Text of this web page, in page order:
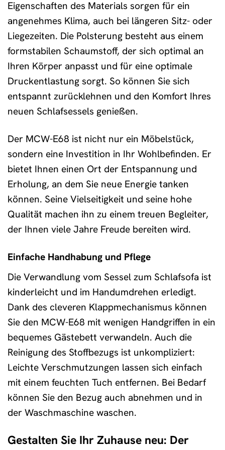
Eigenschaften des Materials sorgen für ein
angenehmes Klima, auch bei längeren Sitz- oder
Liegezeiten. Die Polsterung besteht aus einem
formstabilen Schaumstoff, der sich optimal an
Ihren Körper anpasst und für eine optimale
Druckentlastung sorgt. So können Sie sich
entspannt zurücklehnen und den Komfort Ihres
neuen Schlafsessels genießen.
Der MCW-E68 ist nicht nur ein Möbelstück,
sondern eine Investition in Ihr Wohlbefinden. Er
bietet Ihnen einen Ort der Entspannung und
Erholung, an dem Sie neue Energie tanken
können. Seine Vielseitigkeit und seine hohe
Qualität machen ihn zu einem treuen Begleiter,
der Ihnen viele Jahre Freude bereiten wird.
Einfache Handhabung und Pflege
Die Verwandlung vom Sessel zum Schlafsofa ist
kinderleicht und im Handumdrehen erledigt.
Dank des cleveren Klappmechanismus können
Sie den MCW-E68 mit wenigen Handgriffen in ein
bequemes Gästebett verwandeln. Auch die
Reinigung des Stoffbezugs ist unkompliziert:
Leichte Verschmutzungen lassen sich einfach
mit einem feuchten Tuch entfernen. Bei Bedarf
können Sie den Bezug auch abnehmen und in
der Waschmaschine waschen.
Gestalten Sie Ihr Zuhause neu: Der